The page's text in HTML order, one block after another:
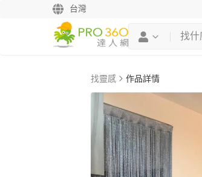
台灣
找靈感 作品詳情